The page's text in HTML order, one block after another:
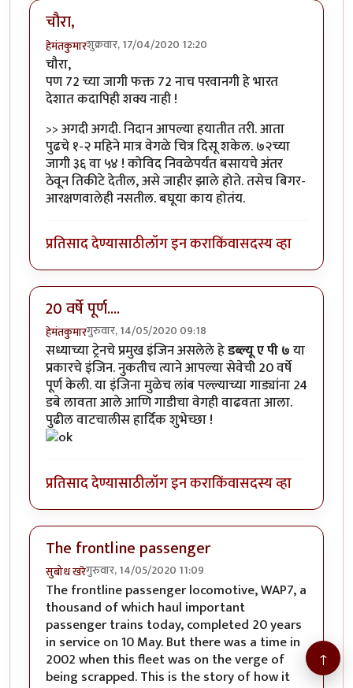
चौरा,
हेमंतकुमारशुक्रवार, 17/04/2020 12:20
चौरा,
पण 72 च्या जागी फक्त 72 नाच परवानगी हे भारत
देशात कदापिही शक्य नाही !
>> अगदी अगदी. निदान आपल्या हयातीत तरी. आता
पुढचे १-२ महिने मात्र वेगळे चित्र दिसू शकेल. ७२च्या
जागी ३६ वा ५४ ! कोविद निवळेपर्यंत बसायचे अंतर
ठेवून तिकीटे देतील, असे जाहीर झाले होते. तसेच बिगर-
आरक्षणवालेही नसतील. बघूया काय होतंय.
प्रतिसाद देण्यासाठीलॉग इन कराकिंवासदस्य व्हा
20 वर्षे पूर्ण....
हेमंतकुमारगुरुवार, 14/05/2020 09:18
सध्याच्या ट्रेनचे प्रमुख इंजिन असलेले हेडब्ल्यू ए पी ७या
प्रकारचे इंजिन. नुकतीच त्याने आपल्या सेवेची 20 वर्षे
पूर्ण केली. या इंजिना मुळेच लांब पल्ल्याच्या गाड्यांना 24
डबे लावता आले आणि गाडीचा वेगही वाढवता आला.
पुढील वाटचालीस हार्दिक शुभेच्छा !
प्रतिसाद देण्यासाठीलॉग इन कराकिंवासदस्य व्हा
The frontline passenger
सुबोध खरेगुरुवार, 14/05/2020 11:09
The frontline passenger locomotive, WAP7, a
thousand of which haul important
passenger trains today, completed 20 years
in service on 10 May. But there was a time in
2002 when this fleet was on the verge of
being scrapped. This is the story of how it
↑